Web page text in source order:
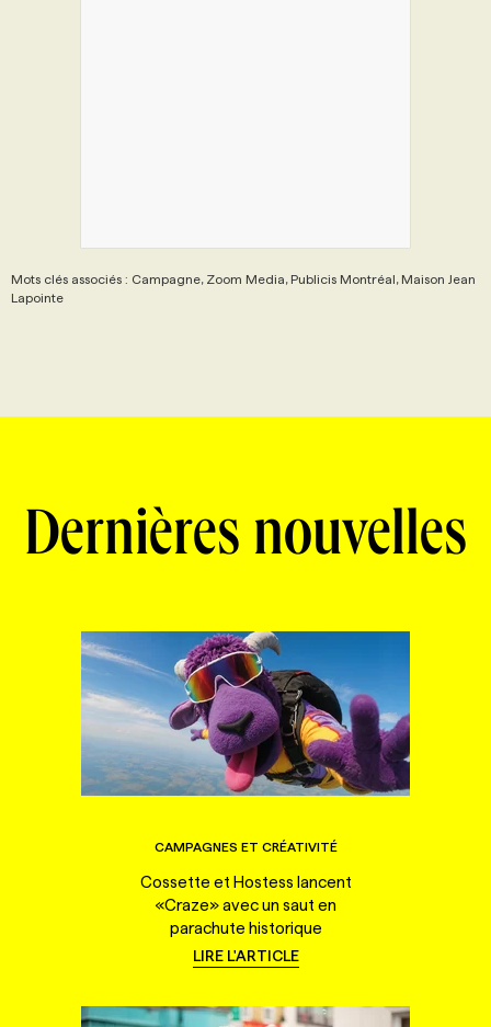
Mots clés associés : Campagne, Zoom Media, Publicis Montréal, Maison Jean
Lapointe
Dernières nouvelles
CAMPAGNES ET CRÉATIVITÉ
Cossette et Hostess lancent
«Craze» avec un saut en
parachute historique
LIRE L'ARTICLE